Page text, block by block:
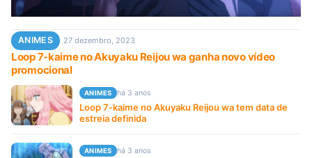
ANIMES 27 dezembro, 2023
Loop 7-kaime no Akuyaku Reijou wa ganha novo vídeo
promocional
ANIMES há 3 anos
Loop 7-kaime no Akuyaku Reijou wa tem data de
estreia definida
ANIMES há 3 anos